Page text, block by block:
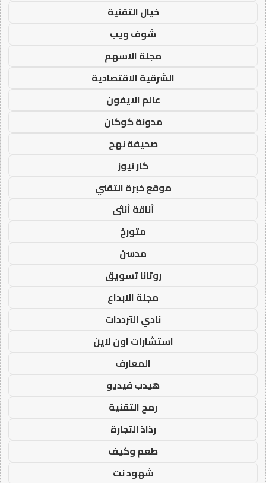
خيال التقنية
شوف ويب
مجلة الاسهم
الشرقية الاقتصادية
عالم الايفون
مدونة كوكان
صحيفة نهج
كار نيوز
موقع خبرة التقني
أناقة أنثى
متورخ
مدسن
روتانا تسويق
مجلة الابداع
نادي الترددات
استشارات اون لاين
المعارف
هيدب فيديو
رمح التقنية
رذاذ التجارة
طعم وكيف
شهود نت